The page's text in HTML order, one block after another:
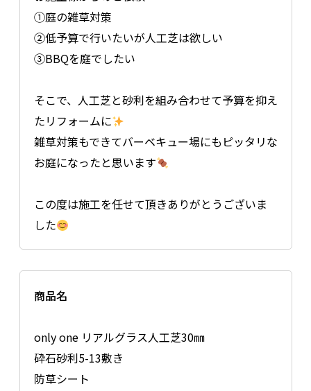
①庭の雑草対策
②低予算で行いたいが人工芝は欲しい
③BBQを庭でしたい
そこで、人工芝と砂利を組み合わせて予算を抑え
たリフォームに
雑草対策もできてバーベキュー場にもピッタリな
お庭になったと思います
この度は施工を任せて頂きありがとうございま
した
商品名
only one リアルグラス人工芝30㎜
砕石砂利5-13敷き
防草シート